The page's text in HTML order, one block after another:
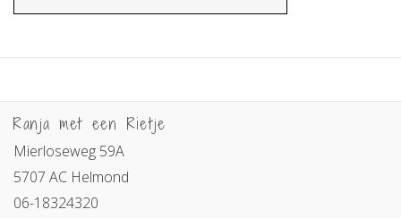
Ranja met een Rietje
Mierloseweg 59A
5707 AC Helmond
06-18324320